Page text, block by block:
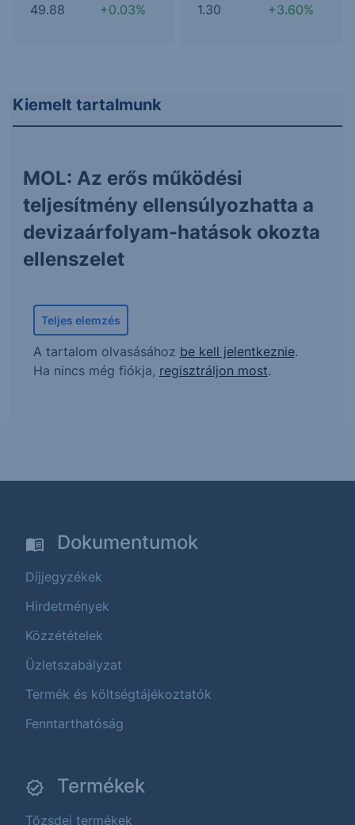
49.88 +0.03% 1.30 +3.60%
Kiemelt tartalmunk
MOL: Az erős működési
teljesítmény ellensúlyozhatta a
devizaárfolyam-hatások okozta
ellenszelet
Teljes elemzés
A tartalom olvasásához be kell jelentkeznie.
Ha nincs még fiókja, regisztráljon most.
Dokumentumok
Díjjegyzékek
Hirdetmények
Közzétételek
Üzletszabályzat
Termék és költségtájékoztatók
Fenntarthatóság
Termékek
Tőzsdei termékek